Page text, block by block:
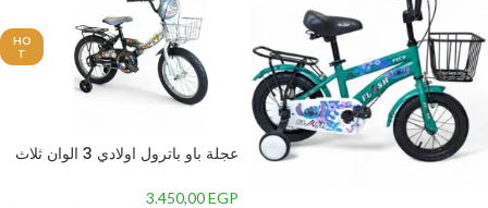
HO
T
عجلة باو باترول اولادي 3 الوان ثلاث
الي 12 سنة 3.450,00EGP